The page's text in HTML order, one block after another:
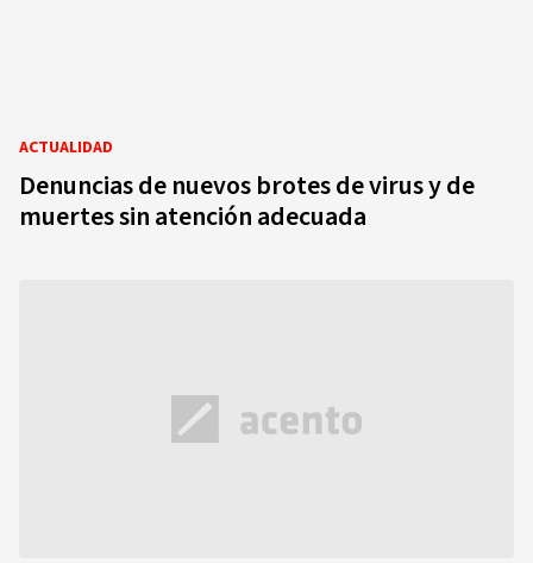
ACTUALIDAD
Denuncias de nuevos brotes de virus y de
muertes sin atención adecuada